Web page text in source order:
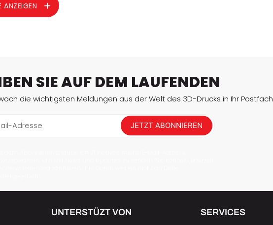
ANZEIGEN
SIE AUF DEM LAUFENDEN
die wichtigsten Meldungen aus der Welt des 3D-Drucks in Ihr Postfach
Adresse JETZT ABONNIEREN
UNTERSTÜZT VON SERVICES